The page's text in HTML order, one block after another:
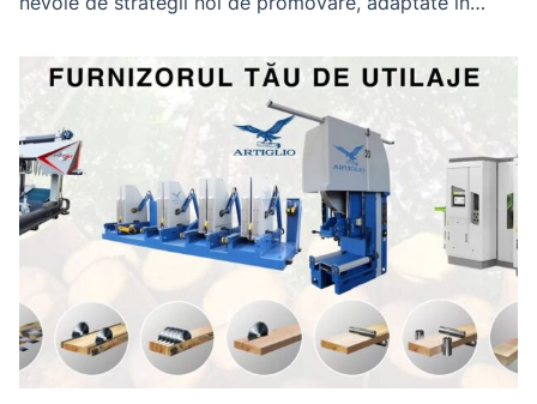
publicului tinta. O varianta eficienta de a implementa
strategii de succes este colaborarea cu o agentie de
marketing. Datorita expertizei amanuntite […]